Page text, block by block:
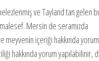
ve Tayland tan gelen
Mersin de seramızda
içeriği hakkında yorum
hakkında yorum yapılabilinir,